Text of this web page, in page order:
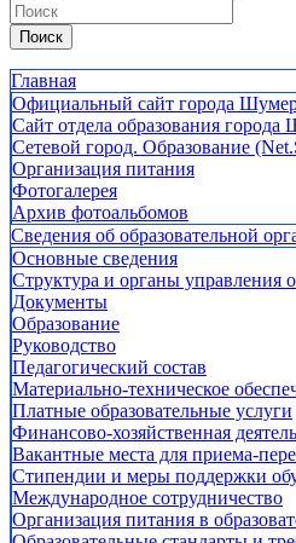
Поиск
Главная
Официальный сайт города
Сайт отдела образования города
Сетевой город. Образование
Организация питания
Фотогалерея
Архив фотоальбомов
Сведения об образовательной
Основные сведения
Структура и органы управления
Документы
Образование
Руководство
Педагогический состав
Материально-техническое
Платные образовательные услуги
Финансово-хозяйственная
Вакантные места для приема-
Стипендии и меры поддержки
Международное сотрудничество
Организация питания в